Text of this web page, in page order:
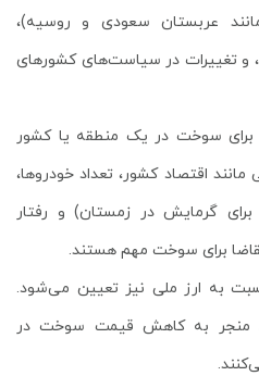
عربستان سعودی و روسیه)،
و تغییرات در سیاست‌های کشورهای
برای سوخت در یک منطقه یا کشور
مانند اقتصاد کشور، تعداد خودروها،
گرمایش در زمستان) و رفتار
برای سوخت مهم هستند.
به ارز ملی نیز تعیین می‌شود.
منجر به کاهش قیمت سوخت در